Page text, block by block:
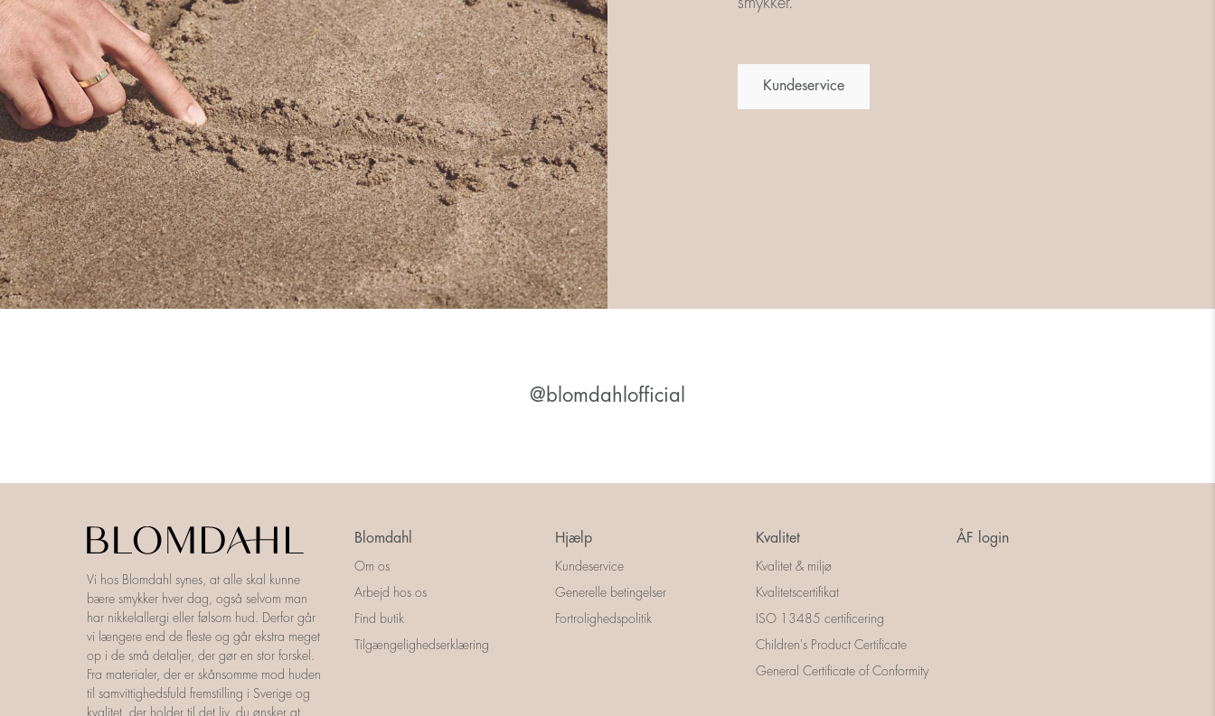
Kundeservice
@blomdahlofficial
Vi hos Blomdahl synes, at alle skal kunne
bære smykker hver dag, også selvom man
har nikkelallergi eller følsom hud. Derfor går
vi længere end de fleste og går ekstra meget
op i de små detaljer, der gør en stor forskel.
Fra materialer, der er skånsomme mod huden
til samvittighedsfuld fremstilling i Sverige og
kvalitet, der holder til det liv, du ønsker at
Blomdahl
Om os
Arbejd hos os
Find butik
Tilgængelighedserklæring
Hjælp
Kundeservice
Generelle betingelser
Fortrolighedspolitik
Kvalitet
Kvalitet & miljø
Kvalitetscertifikat
ISO 13485 certificering
Children's Product Certificate
General Certificate of Conformity
ÅF login